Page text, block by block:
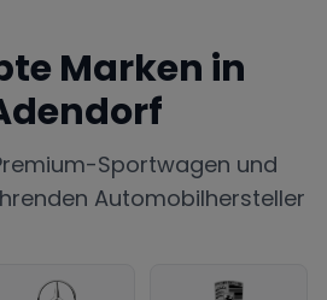
Marken in
Sportwagen und
Automobilhersteller